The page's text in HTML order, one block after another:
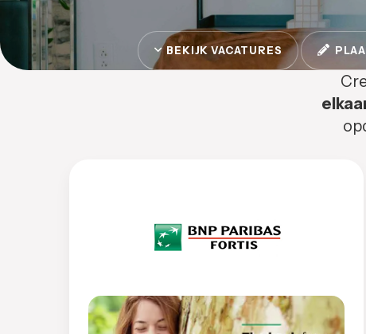
BEKIJK VACATURES